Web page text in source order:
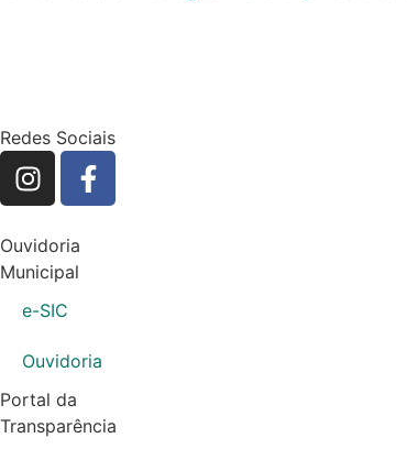
Redes Sociais
Ouvidoria
Municipal
e-SIC
Ouvidoria
Portal da
Transparência